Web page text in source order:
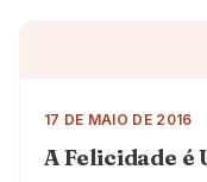
17 DE MAIO DE 2016
A Felicidade é